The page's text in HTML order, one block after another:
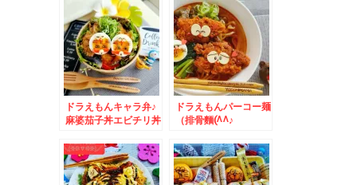
ドラえもんキャラ弁♪
麻婆茄子丼エビチリ丼
♪
ドラえもんパーコー麺
（排骨麵(^^♪